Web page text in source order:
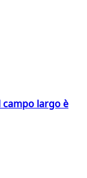
campo largo è